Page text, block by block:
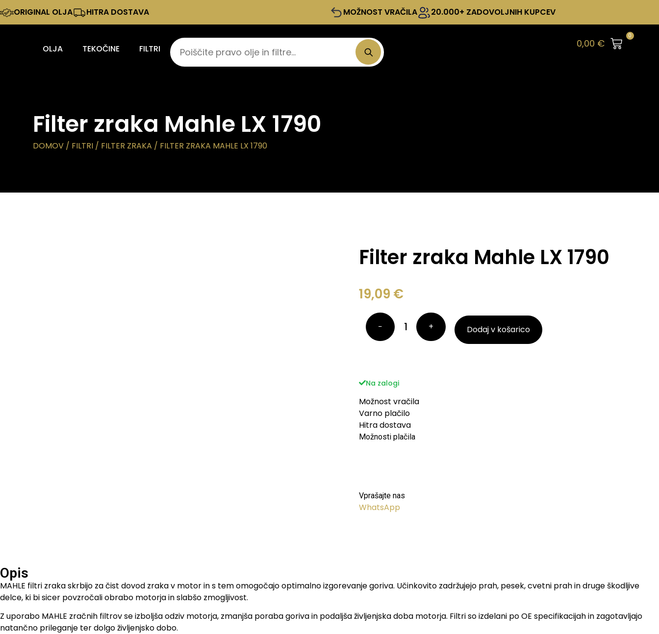
ORIGINAL OLJA HITRA DOSTAVA MOŽNOST VRAČILA 20.000+ ZADOVOLJNIH KUPCEV
OLJA TEKOČINE FILTRI 0,00 €
0
Filter zraka Mahle LX 1790
DOMOV / FILTRI / FILTER ZRAKA / FILTER ZRAKA MAHLE LX 1790
Filter zraka Mahle LX 1790
19,09 €
− + Dodaj v košarico
Na zalogi
Možnost vračila
Varno plačilo
Hitra dostava
Možnosti plačila
Vprašajte nas
WhatsApp
Opis
MAHLE filtri zraka skrbijo za čist dovod zraka v motor in s tem omogočajo optimalno izgorevanje goriva. Učinkovito zadržujejo prah, pesek, cvetni prah in druge škodljive
delce, ki bi sicer povzročali obrabo motorja in slabšo zmogljivost.
Z uporabo MAHLE zračnih filtrov se izboljša odziv motorja, zmanjša poraba goriva in podaljša življenjska doba motorja. Filtri so izdelani po OE specifikacijah in zagotavljajo
natančno prileganje ter dolgo življenjsko dobo.